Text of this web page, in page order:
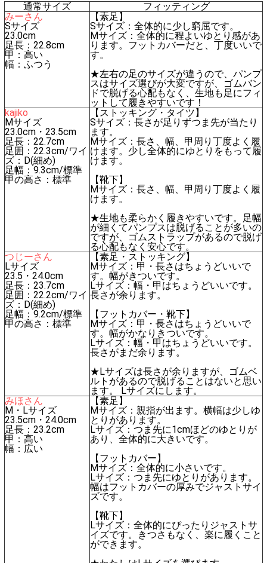
通常サイズ
フィッティング
みーさん
Sサイズ
23.0cm
足長：22.8cm
甲：高い
幅：ふつう
【素足】
Sサイズ：全体的に少し窮屈です。
Mサイズ：全体的に程よいゆとり感があ
ります。フットカバーだと、丁度いいで
す。
★左右の足のサイズが違うので、パンプ
スはサイズ選びが大変ですが、ゴムバン
ドで脱げる心配もなく、生地も足にフィ
ットして履きやすいです！
kajiko
Mサイズ
23.0cm・23.5cm
足長：22.7cm
足囲：22.3cm/ワイ
ズ：D(細め)
足幅：9.3cm/標準
甲の高さ：標準
【ストッキング・タイツ】
Sサイズ：長さが足りずつま先が当たり
ます。
Mサイズ：長さ、幅、甲周り丁度よく履
けます。少し全体的にゆとりをもって履
けます。
【靴下】
Mサイズ：長さ、幅、甲周り丁度よく履
けます。
★生地も柔らかく履きやすいです。足幅
が細くてパンプスは脱げることが多いの
ですが、ゴムストラップがあるので脱げ
る心配もなく安心です。
つじーさん
Lサイズ
23.5・24.0cm
足長：23.7cm
足囲：22.2cm/ワイ
ズ：D(細め)
足幅：9.2cm/標準
甲の高さ：標準
【素足・ストッキング】
Mサイズ：甲・長さはちょうどいいで
す。幅がきついです。
Lサイズ：幅・甲はちょうどいいです。
長さが余ります。
【フットカバー・靴下】
Mサイズ：甲・長さはちょうどいいで
す。幅がかなりきついです。
Lサイズ：幅・甲はちょうどいいです。
長さがまだ余ります。
★Lサイズは長さが余りますが、ゴムベ
ルトがあるので脱げることはないと思い
ます。 Lサイズにします。
みほさん
M・Lサイズ
23.5cm・24.0cm
足長：23.2cm
甲：高い
幅：広い
【素足】
Mサイズ：親指が出ます。横幅は少しゆ
とりがあります。
Lサイズ：つま先に1cmほどのゆとりが
あり、全体的に大きいです。
【フットカバー】
Mサイズ：全体的に小さいです。
Lサイズ：つま先にゆとりがあります。
幅はフットカバーの厚みでジャストサイ
ズです。
【靴下】
Lサイズ：全体的にぴったりジャストサ
イズです。きつさもなく、楽に履くこと
ができます。